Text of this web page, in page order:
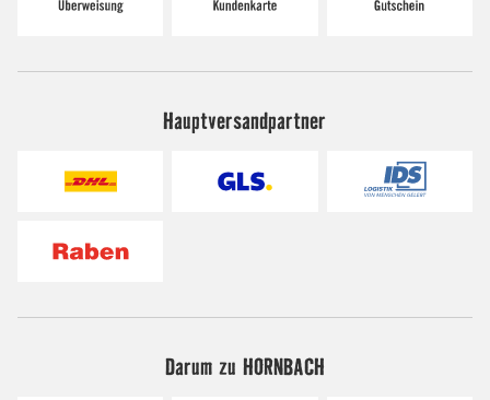
Hauptversandpartner
Darum zu HORNBACH